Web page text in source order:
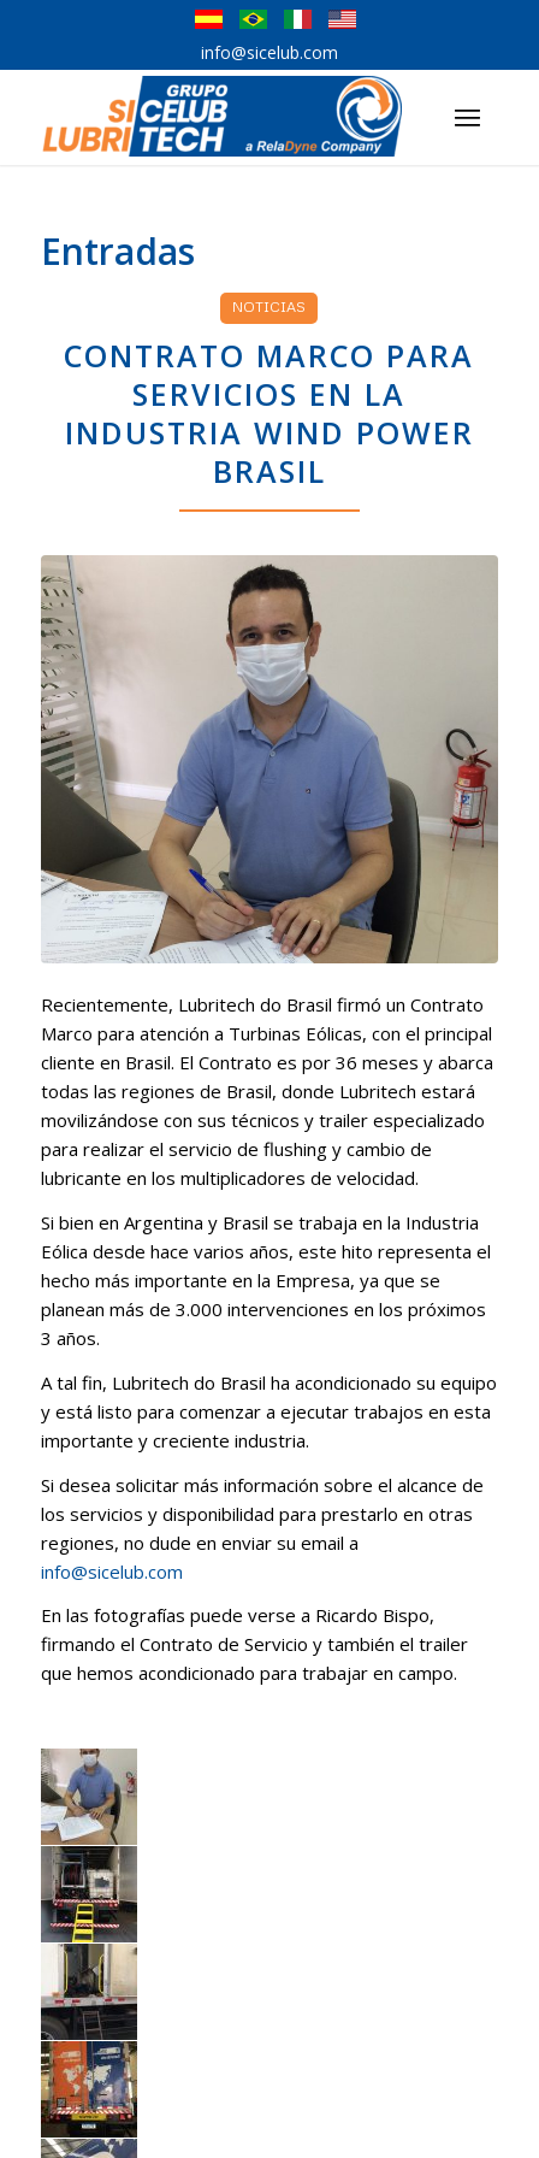
info@sicelub.com
Entradas
NOTICIAS
CONTRATO MARCO PARA
SERVICIOS EN LA
INDUSTRIA WIND POWER
BRASIL
Recientemente, Lubritech do Brasil firmó un Contrato
Marco para atención a Turbinas Eólicas, con el principal
cliente en Brasil. El Contrato es por 36 meses y abarca
todas las regiones de Brasil, donde Lubritech estará
movilizándose con sus técnicos y trailer especializado
para realizar el servicio de flushing y cambio de
lubricante en los multiplicadores de velocidad.
Si bien en Argentina y Brasil se trabaja en la Industria
Eólica desde hace varios años, este hito representa el
hecho más importante en la Empresa, ya que se
planean más de 3.000 intervenciones en los próximos
3 años.
A tal fin, Lubritech do Brasil ha acondicionado su equipo
y está listo para comenzar a ejecutar trabajos en esta
importante y creciente industria.
Si desea solicitar más información sobre el alcance de
los servicios y disponibilidad para prestarlo en otras
regiones, no dude en enviar su email a
info@sicelub.com
En las fotografías puede verse a Ricardo Bispo,
firmando el Contrato de Servicio y también el trailer
que hemos acondicionado para trabajar en campo.